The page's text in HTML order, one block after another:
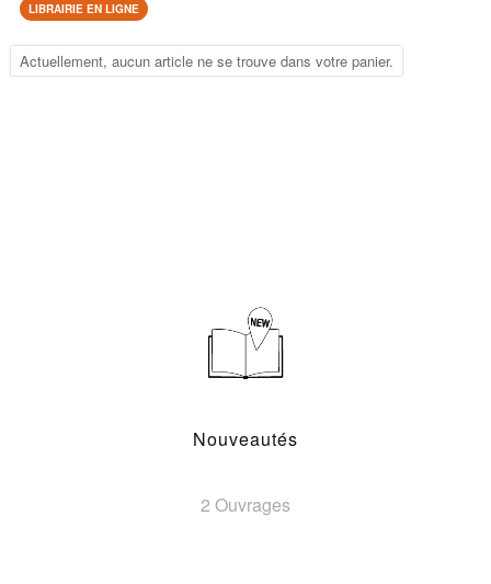
LIBRAIRIE EN LIGNE
Actuellement, aucun article ne se trouve dans votre panier.
Nouveautés
2 Ouvrages